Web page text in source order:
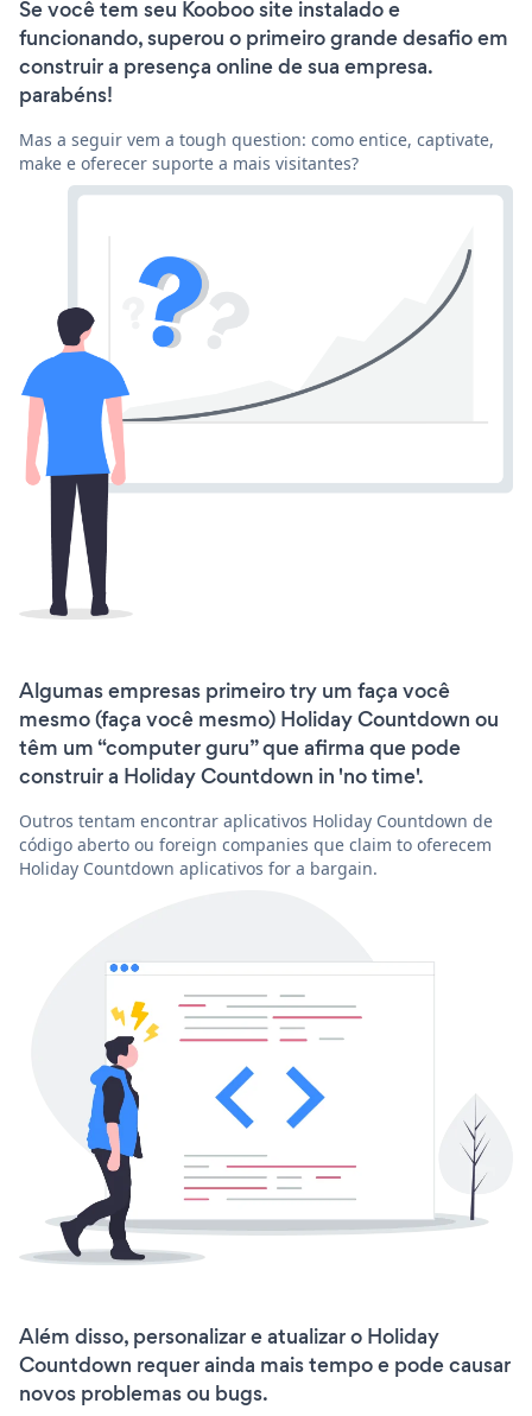
Se você tem seu Kooboo site instalado e
funcionando, superou o primeiro grande desafio em
construir a presença online de sua empresa.
parabéns!
Mas a seguir vem a tough question: como entice, captivate,
make e oferecer suporte a mais visitantes?
Algumas empresas primeiro try um faça você
mesmo (faça você mesmo) Holiday Countdown ou
têm um “computer guru” que afirma que pode
construir a Holiday Countdown in 'no time'.
Outros tentam encontrar aplicativos Holiday Countdown de
código aberto ou foreign companies que claim to oferecem
Holiday Countdown aplicativos for a bargain.
Além disso, personalizar e atualizar o Holiday
Countdown requer ainda mais tempo e pode causar
novos problemas ou bugs.